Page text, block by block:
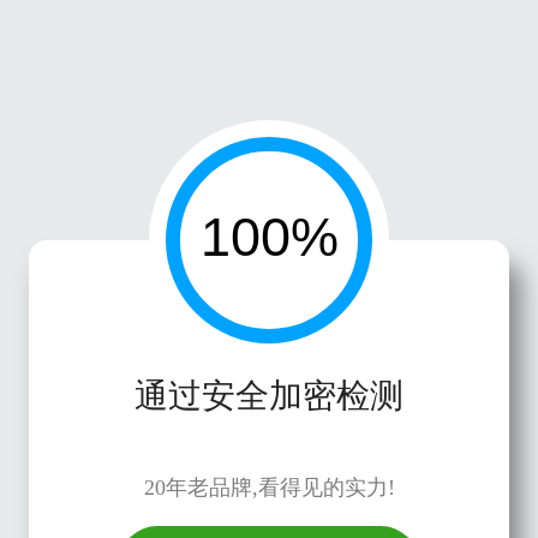
通过安全加密检测
20年老品牌,看得见的实力!